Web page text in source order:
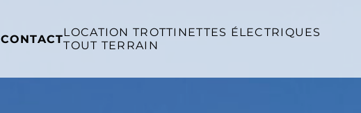
CONTACTLOCATION TROTTINETTES ÉLECTRIQUES
TOUT TERRAIN